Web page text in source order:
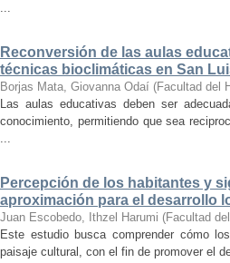
...
Reconversión de las aulas
técnicas bioclimáticas en San
Borjas Mata, Giovanna Odaí (Facultad del
Las aulas educativas deben ser
conocimiento, permitiendo que sea
...
Percepción de los habitantes y
aproximación para el desarrollo
Juan Escobedo, Ithzel Harumi (Facultad
Este estudio busca comprender cómo
paisaje cultural, con el fin de promover el